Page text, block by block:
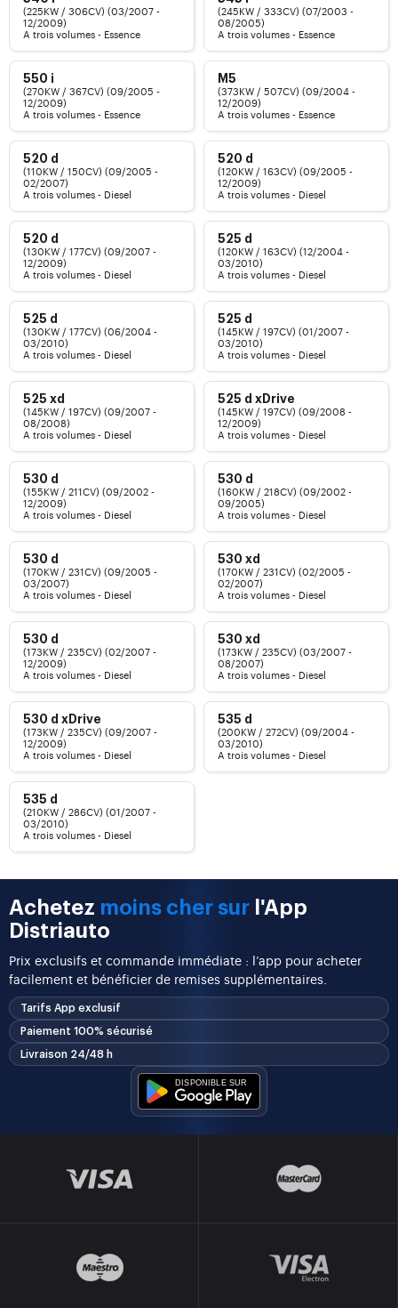
(225KW / 306CV) (03/2007 -
12/2009)
A trois volumes - Essence
(245KW / 333CV) (07/2003 -
08/2005)
A trois volumes - Essence
550 i
(270KW / 367CV) (09/2005 -
12/2009)
A trois volumes - Essence
M5
(373KW / 507CV) (09/2004 -
12/2009)
A trois volumes - Essence
520 d
(110KW / 150CV) (09/2005 -
02/2007)
A trois volumes - Diesel
520 d
(120KW / 163CV) (09/2005 -
12/2009)
A trois volumes - Diesel
520 d
(130KW / 177CV) (09/2007 -
12/2009)
A trois volumes - Diesel
525 d
(120KW / 163CV) (12/2004 -
03/2010)
A trois volumes - Diesel
525 d
(130KW / 177CV) (06/2004 -
03/2010)
A trois volumes - Diesel
525 d
(145KW / 197CV) (01/2007 -
03/2010)
A trois volumes - Diesel
525 xd
(145KW / 197CV) (09/2007 -
08/2008)
A trois volumes - Diesel
525 d xDrive
(145KW / 197CV) (09/2008 -
12/2009)
A trois volumes - Diesel
530 d
(155KW / 211CV) (09/2002 -
12/2009)
A trois volumes - Diesel
530 d
(160KW / 218CV) (09/2002 -
09/2005)
A trois volumes - Diesel
530 d
(170KW / 231CV) (09/2005 -
03/2007)
A trois volumes - Diesel
530 xd
(170KW / 231CV) (02/2005 -
02/2007)
A trois volumes - Diesel
530 d
(173KW / 235CV) (02/2007 -
12/2009)
A trois volumes - Diesel
530 xd
(173KW / 235CV) (03/2007 -
08/2007)
A trois volumes - Diesel
530 d xDrive
(173KW / 235CV) (09/2007 -
12/2009)
A trois volumes - Diesel
535 d
(200KW / 272CV) (09/2004 -
03/2010)
A trois volumes - Diesel
535 d
(210KW / 286CV) (01/2007 -
03/2010)
A trois volumes - Diesel
Achetez moins cher sur l'App
Distriauto
Prix exclusifs et commande immédiate : l’app pour acheter
facilement et bénéficier de remises supplémentaires.
Tarifs App exclusif
Paiement 100% sécurisé
Livraison 24/48 h